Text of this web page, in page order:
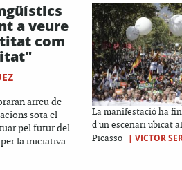
a veure
com
arreu de
sota el
pel futur del
la iniciativa
La manifestació ha
d'un escenari ubicat
Picasso
| VICTOR